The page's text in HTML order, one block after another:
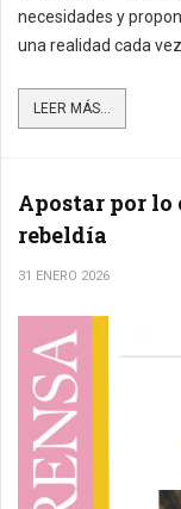
necesidades y
una realidad cada
LEER MÁS...
Apostar por
rebeldía
31 ENERO 2026